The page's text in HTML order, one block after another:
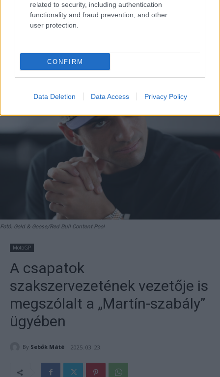
related to security, including authentication
functionality and fraud prevention, and other
user protection.
CONFIRM
Data Deletion Data Access Privacy Policy